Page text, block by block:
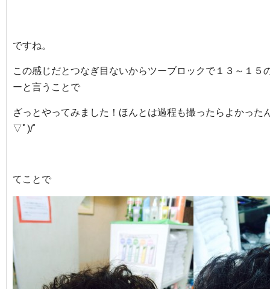
ですね。
この感じだとつなぎ目ないからツーブロックで１３～１５
ーと言うことで
ざっとやってみました！ほんとは過程も撮ったらよかった
▽ﾟ)/ﾟ
てことで